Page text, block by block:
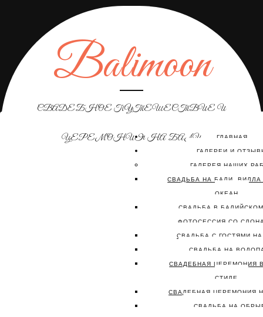
Balimoon
СВАДЕБНОЕ ПУТЕШЕСТВИЕ И
ЦЕРЕМОНИЯ НА БАЛИ ГЛАВНАЯ
ГАЛЕРЕИ И
ГАЛЕРЕЯ НАШИХ
СВАДЬБА НА БАЛИ,
ОКЕАН
СВАДЬБА В
ФОТОСЕССИЯ СО
СВАДЬБА С ГОСТЯМИ
СВАДЬБА НА
СВАДЕБНАЯ ЦЕРЕМОНИЯ
СТИЛЕ
СВАДЕБНАЯ ЦЕРЕМОНИЯ
СВАДЬБА НА